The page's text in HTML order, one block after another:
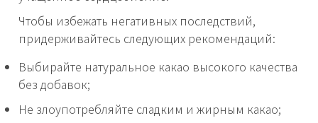
Чтобы избежать негативных последствий,
придерживайтесь следующих рекомендаций:
Выбирайте натуральное какао высокого качества
без добавок;
Не злоупотребляйте сладким и жирным какао;